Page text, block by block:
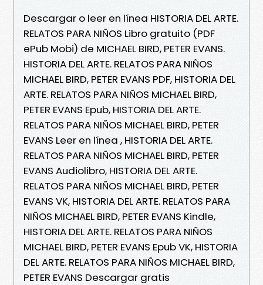
Descargar o leer en línea HISTORIA DEL ARTE.
RELATOS PARA NIÑOS Libro gratuito (PDF
ePub Mobi) de MICHAEL BIRD, PETER EVANS.
HISTORIA DEL ARTE. RELATOS PARA NIÑOS
MICHAEL BIRD, PETER EVANS PDF, HISTORIA DEL
ARTE. RELATOS PARA NIÑOS MICHAEL BIRD,
PETER EVANS Epub, HISTORIA DEL ARTE.
RELATOS PARA NIÑOS MICHAEL BIRD, PETER
EVANS Leer en línea , HISTORIA DEL ARTE.
RELATOS PARA NIÑOS MICHAEL BIRD, PETER
EVANS Audiolibro, HISTORIA DEL ARTE.
RELATOS PARA NIÑOS MICHAEL BIRD, PETER
EVANS VK, HISTORIA DEL ARTE. RELATOS PARA
NIÑOS MICHAEL BIRD, PETER EVANS Kindle,
HISTORIA DEL ARTE. RELATOS PARA NIÑOS
MICHAEL BIRD, PETER EVANS Epub VK, HISTORIA
DEL ARTE. RELATOS PARA NIÑOS MICHAEL BIRD,
PETER EVANS Descargar gratis